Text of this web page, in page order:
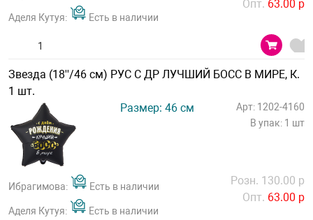
Аделя Кутуя: Есть в наличии
Опт. 63.00 р
Звезда (18''/46 см) РУС С ДР ЛУЧШИЙ БОСС В МИРЕ, К.
1 шт.
Размер: 46 см
Арт: 1202-4160
В упак: 1 шт
Ибрагимова: Есть в наличии
Аделя Кутуя: Есть в наличии
Розн. 130.00 р
Опт. 63.00 р